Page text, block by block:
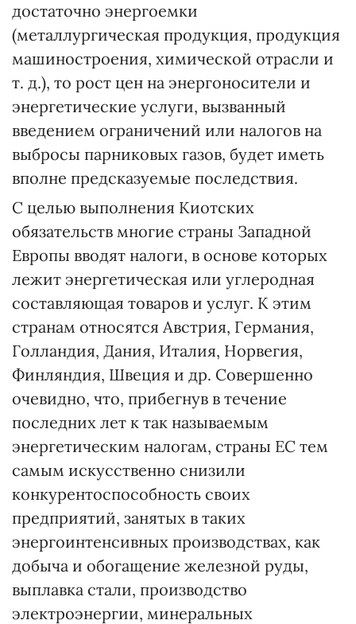
достаточно энергоемки
(металлургическая продукция, продукция
машиностроения, химической отрасли и
т. д.), то рост цен на энергоносители и
энергетические услуги, вызванный
введением ограничений или налогов на
выбросы парниковых газов, будет иметь
вполне предсказуемые последствия.
С целью выполнения Киотских
обязательств многие страны Западной
Европы вводят налоги, в основе которых
лежит энергетическая или углеродная
составляющая товаров и услуг. К этим
странам относятся Австрия, Германия,
Голландия, Дания, Италия, Норвегия,
Финляндия, Швеция и др. Совершенно
очевидно, что, прибегнув в течение
последних лет к так называемым
энергетическим налогам, страны ЕС тем
самым искусственно снизили
конкурентоспособность своих
предприятий, занятых в таких
энергоинтенсивных производствах, как
добыча и обогащение железной руды,
выплавка стали, производство
электроэнергии, минеральных